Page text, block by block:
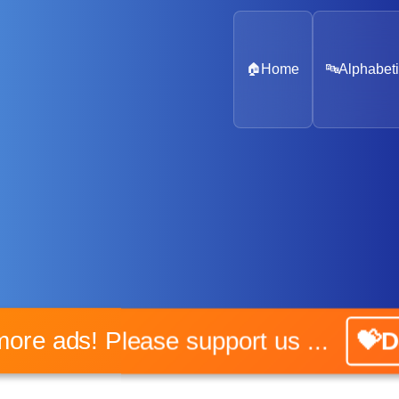
🏠 Home 🔤
more ads! Please support us ...